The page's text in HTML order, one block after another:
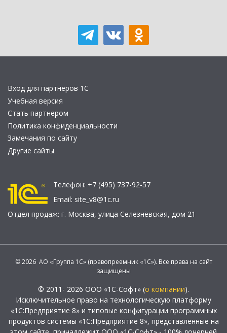
Вход для партнеров 1С
Учебная версия
Стать партнером
Политика конфиденциальности
Замечания по сайту
Другие сайты
Телефон: +7 (495) 737-92-57
Email: site_v8@1c.ru
Отдел продаж: г. Москва, улица Селезнёвская, дом 21
© 2026 АО «Группа 1С» (правопреемник «1С»). Все права на сайт
защищены
© 2011- 2026 ООО «1С-Софт» (о компании).
Исключительное право на технологическую платформу
«1С:Предприятие 8» и типовые конфигурации программных
продуктов системы «1С:Предприятие 8», представленные на